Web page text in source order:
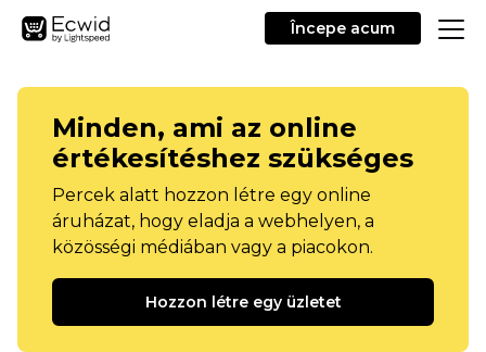
Începe acum
Minden, ami az online
értékesítéshez szükséges
Percek alatt hozzon létre egy online
áruházat, hogy eladja a webhelyen, a
közösségi médiában vagy a piacokon.
Hozzon létre egy üzletet